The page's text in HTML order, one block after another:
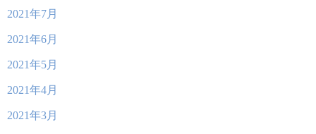
2021年7月
2021年6月
2021年5月
2021年4月
2021年3月